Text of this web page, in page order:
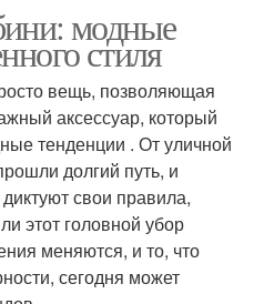
модные
стиля
вещь, позволяющая
аксессуар, который
тенденции . От уличной
долгий путь, и
свои правила,
этот головной убор
меняются, и то, что
сегодня может